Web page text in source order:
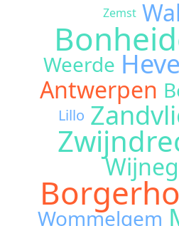
Zemst
Weerde
Antwerpen
Lillo
Wommelgem